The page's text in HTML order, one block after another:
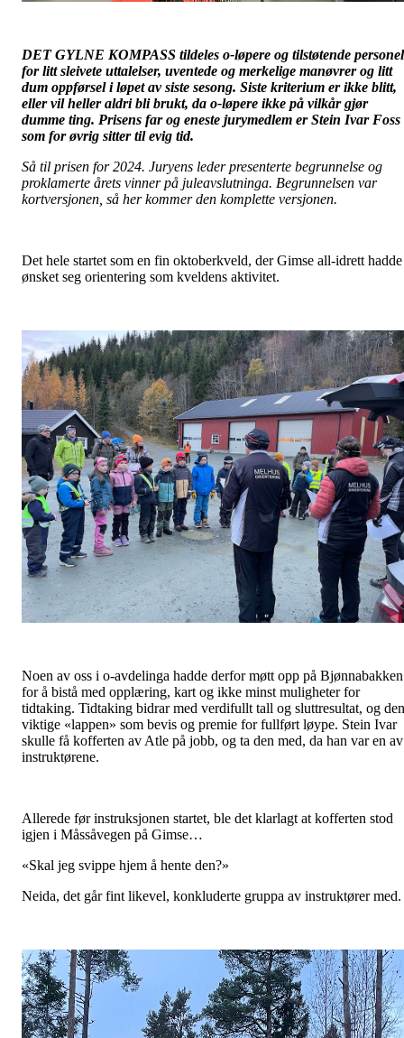
DET GYLNE KOMPASS tildeles o-løpere og tilstøtende
for litt sleivete uttalelser, uventede og merkelige manøvrer og litt
dum oppførsel i løpet av siste sesong. Siste kriterium er ikke blitt,
eller vil heller aldri bli brukt, da o-løpere ikke på vilkår gjør
dumme ting. Prisens far og eneste jurymedlem er Stein Ivar Foss
som for øvrig sitter til evig tid.
Så til prisen for 2024. Juryens leder presenterte begrunnelse og
proklamerte årets vinner på juleavslutninga. Begrunnelsen var
kortversjonen, så her kommer den komplette versjonen.
Det hele startet som en fin oktoberkveld, der Gimse all-idrett hadde
ønsket seg orientering som kveldens aktivitet.
Noen av oss i o-avdelinga hadde derfor møtt opp på Bjønnabakken
for å bistå med opplæring, kart og ikke minst muligheter for
tidtaking. Tidtaking bidrar med verdifullt tall og sluttresultat, og den
viktige «lappen» som bevis og premie for fullført løype. Stein Ivar
skulle få kofferten av Atle på jobb, og ta den med, da han var en av
instruktørene.
Allerede før instruksjonen startet, ble det klarlagt at kofferten stod
igjen i Måssåvegen på Gimse…
«Skal jeg svippe hjem å hente den?»
Neida, det går fint likevel, konkluderte gruppa av instruktører med.